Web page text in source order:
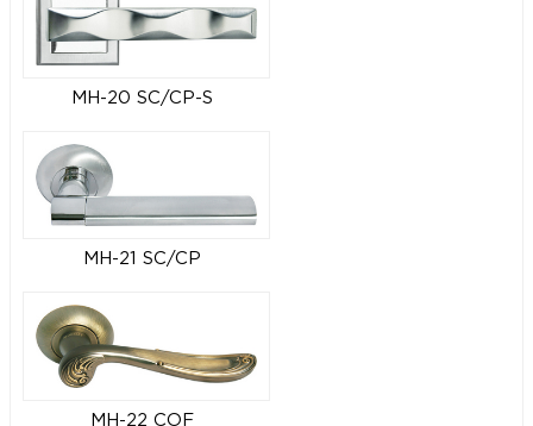
MH-20 SC/CP-S
MH-21 SC/CP
MH-22 COF